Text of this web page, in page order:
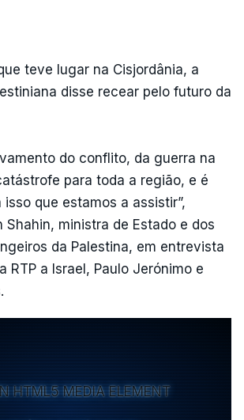
teve lugar na Cisjordânia, a
disse recear pelo futuro da
do conflito, da guerra na
para toda a região, e é
que estamos a assistir”,
Shahin, ministra de Estado e dos
da Palestina, em entrevista
RTP a Israel, Paulo Jerónimo e
HTML5 MEDIA ELEMENT